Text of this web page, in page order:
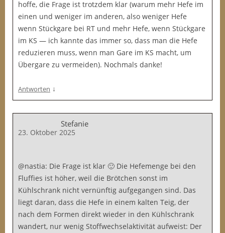
hoffe, die Frage ist trotzdem klar (warum mehr Hefe im
einen und weniger im anderen, also weniger Hefe
wenn Stückgare bei RT und mehr Hefe, wenn Stückgare
im KS — ich kannte das immer so, dass man die Hefe
reduzieren muss, wenn man Gare im KS macht, um
Übergare zu vermeiden). Nochmals danke!
Antworten ↓
Stefanie
23. Oktober 2025
@nastia: Die Frage ist klar 🙂 Die Hefemenge bei den
Fluffies ist höher, weil die Brötchen sonst im
Kühlschrank nicht vernünftig aufgegangen sind. Das
liegt daran, dass die Hefe in einem kalten Teig, der
nach dem Formen direkt wieder in den Kühlschrank
wandert, nur wenig Stoffwechselaktivität aufweist: Der